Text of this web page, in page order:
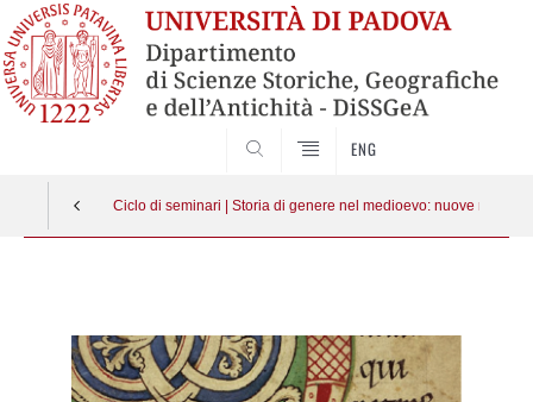
ENG
Ciclo di seminari | Storia di genere nel medioevo: nuove